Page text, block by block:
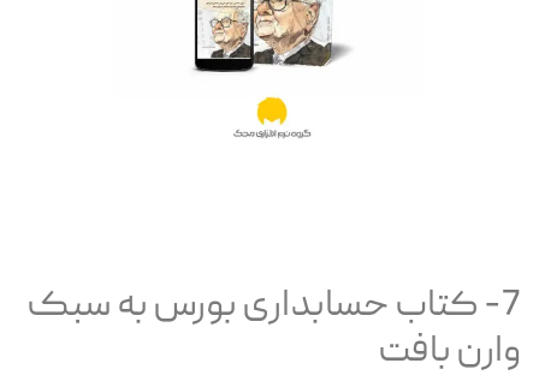
7- کتاب حسابداری بورس به سبک
وارن بافت